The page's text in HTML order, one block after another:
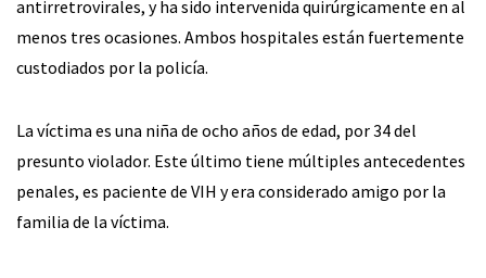
antirretrovirales, y ha sido intervenida quirúrgicamente en al
menos tres ocasiones. Ambos hospitales están fuertemente
custodiados por la policía.
La víctima es una niña de ocho años de edad, por 34 del
presunto violador. Este último tiene múltiples antecedentes
penales, es paciente de VIH y era considerado amigo por la
familia de la víctima.